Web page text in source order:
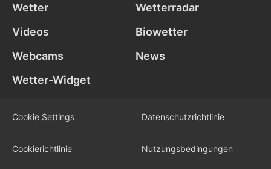
Wetter
Wetterradar
Videos
Biowetter
Webcams
News
Wetter-Widget
Cookie Settings Datenschutz­richtlinie
Cookie­richtlinie Nutzungs­bedingungen